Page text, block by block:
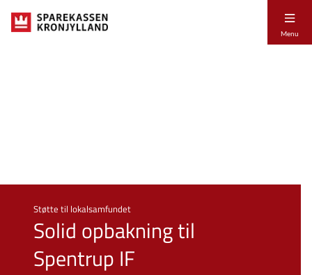
Menu
Støtte til lokalsamfundet
Solid opbakning til
Spentrup IF